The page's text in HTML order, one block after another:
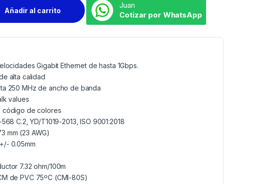
Añadir al carrito
Juan
Cotizar por WhatsApp
Gigabit Ethernet de hasta 1Gbps.
alta calidad
250 MHz de ancho de banda
values
código de colores
C.2, YD/T1019-2013, ISO 9001:2018
mm (23 AWG)
0.05mm
7.32 ohm/100m
de PVC 75ºC (CMI-80S)